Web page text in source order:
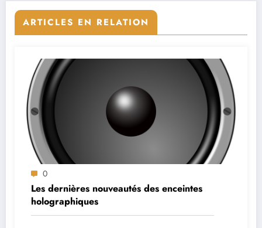
ARTICLES EN RELATION
0
Les dernières nouveautés des enceintes
holographiques